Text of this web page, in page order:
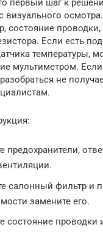
визуального
состояние проводки,
Если есть
температуры,
мультиметром. Если
не
предохранители,
салонный фильтр и
замените его.
состояние проводки